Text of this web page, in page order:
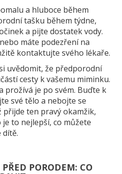
a hluboce během
tašku během týdne,
a pijte dostatek vody.
máte podezření na
kontaktujte svého lékaře.
uvědomit, že předporodní
cesty k vašemu miminku.
prožívá je po svém. Buďte k
své tělo a nebojte se
přijde ten pravý okamžik,
to nejlepší, co můžete
dítě.
PORODEM: CO